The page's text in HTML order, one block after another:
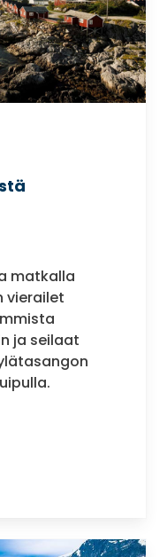
matkalla
vierailet
ja seilaat